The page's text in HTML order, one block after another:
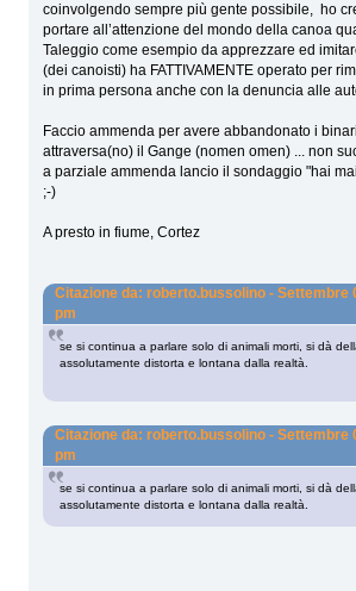
coinvolgendo sempre più gente possibile, ho
portare all’attenzione del mondo della canoa
Taleggio come esempio da apprezzare ed
(dei canoisti) ha FATTIVAMENTE operato per
in prima persona anche con la denuncia alle
Faccio ammenda per avere abbandonato i
attraversa(no) il Gange (nomen omen) ... non
a parziale ammenda lancio il sondaggio "hai
;-)
A presto in fiume, Cortez
Citazione da: roberto.bussolino - Settembre
pm
se si continua a parlare solo di animali morti, si dà
assolutamente distorta e lontana dalla realtà.
Citazione da: roberto.bussolino - Settembre
pm
se si continua a parlare solo di animali morti, si dà
assolutamente distorta e lontana dalla realtà.